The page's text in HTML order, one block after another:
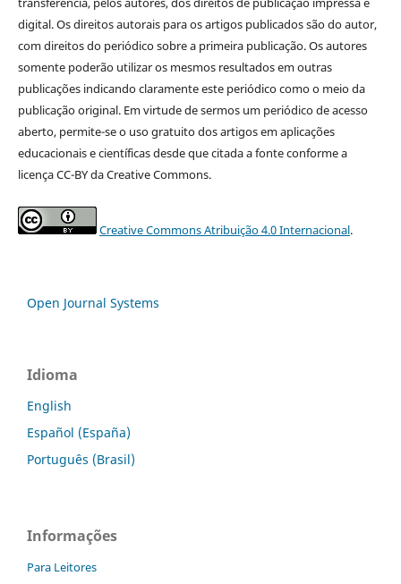
digital. Os direitos autorais para os artigos publicados são do autor,
com direitos do periódico sobre a primeira publicação. Os autores
somente poderão utilizar os mesmos resultados em outras
publicações indicando claramente este periódico como o meio da
publicação original. Em virtude de sermos um periódico de acesso
aberto, permite-se o uso gratuito dos artigos em aplicações
educacionais e científicas desde que citada a fonte conforme a
licença CC-BY da Creative Commons.
Creative Commons Atribuição 4.0 Internacional.
Open Journal Systems
Idioma
English
Español (España)
Português (Brasil)
Informações
Para Leitores